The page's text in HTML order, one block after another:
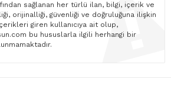
sağlanan her türlü ilan, bilgi, içerik ve
orijinalliği, güvenliği ve doğruluğuna ilişkin
giren kullanıcıya ait olup,
bu hususlarla ilgili herhangi bir